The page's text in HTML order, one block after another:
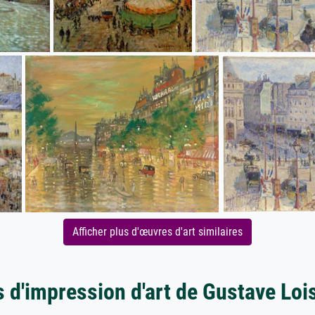
Afficher plus d'œuvres d'art similaires
d'impression d'art de Gustave